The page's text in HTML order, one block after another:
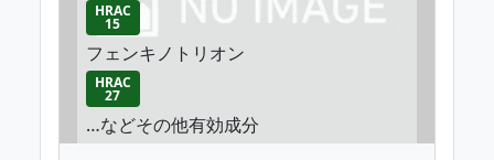
HRAC
15
フェンキノトリオン
HRAC
27
…などその他有効成分